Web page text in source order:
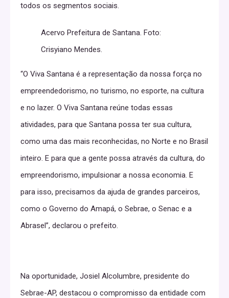
todos os segmentos sociais.
Acervo Prefeitura de Santana. Foto:
Crisyiano Mendes.
“O Viva Santana é a representação da nossa força no
empreendedorismo, no turismo, no esporte, na cultura
e no lazer. O Viva Santana reúne todas essas
atividades, para que Santana possa ter sua cultura,
como uma das mais reconhecidas, no Norte e no Brasil
inteiro. E para que a gente possa através da cultura, do
empreendorismo, impulsionar a nossa economia. E
para isso, precisamos da ajuda de grandes parceiros,
como o Governo do Amapá, o Sebrae, o Senac e a
Abrasel”, declarou o prefeito.
Na oportunidade, Josiel Alcolumbre, presidente do
Sebrae-AP, destacou o compromisso da entidade com